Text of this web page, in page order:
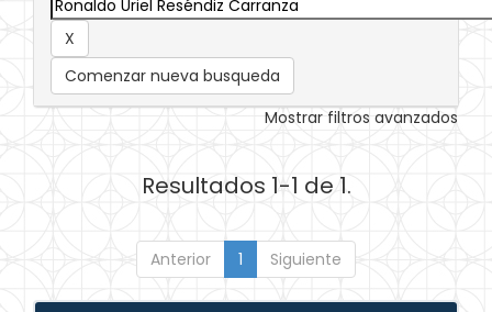
Comenzar nueva busqueda
Mostrar filtros avanzados
Resultados 1-1 de 1.
Anterior 1 Siguiente